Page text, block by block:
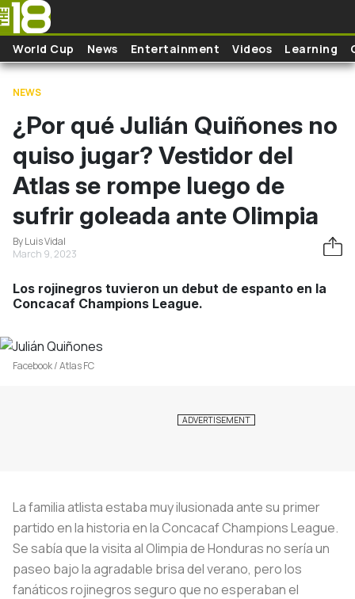
Skip to main content
World Cup News Entertainment Videos Learning
NEWS
¿Por qué Julián Quiñones no
quiso jugar? Vestidor del
Atlas se rompe luego de
sufrir goleada ante Olimpia
By Luis Vidal
March 9, 2023
Los rojinegros tuvieron un debut de espanto en la
Concacaf Champions League.
Facebook / Atlas FC
La familia atlista estaba muy ilusionada ante su primer
partido en la historia en la Concacaf Champions League.
Se sabía que la visita al Olimpia de Honduras no sería un
paseo bajo la agradable brisa del verano, pero los
fanáticos rojinegros seguro que no esperaban el